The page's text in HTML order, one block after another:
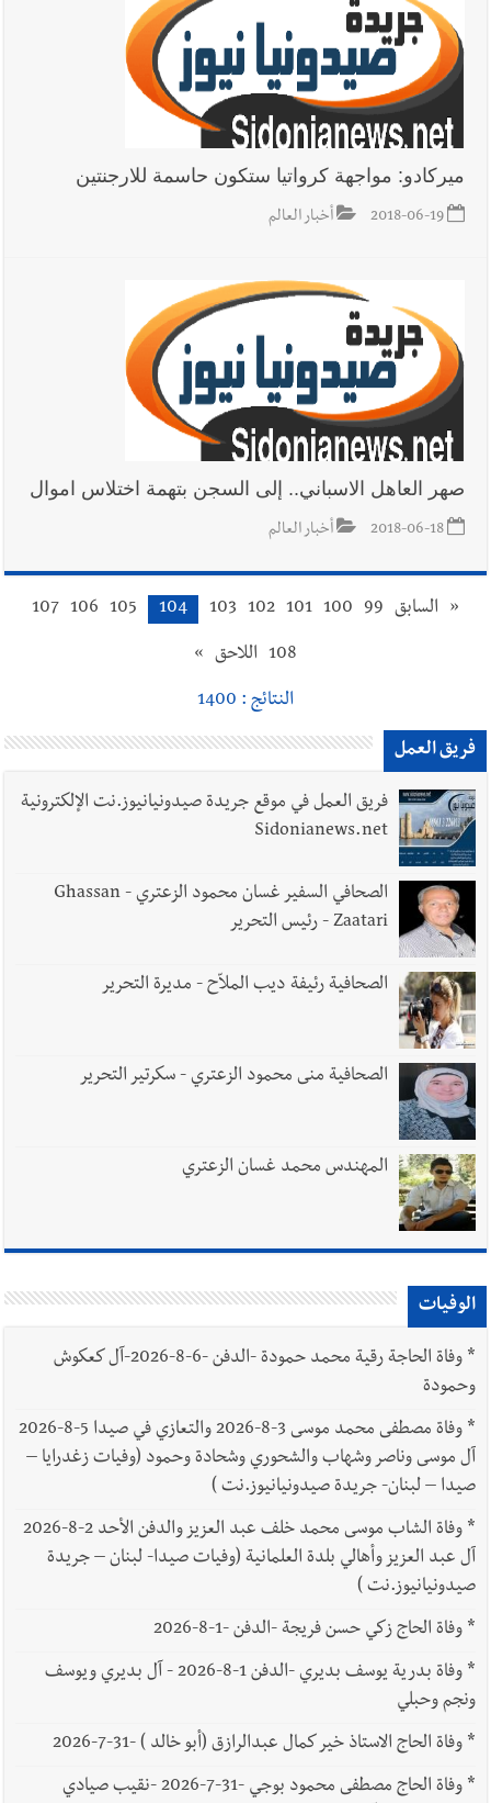
ميركادو: مواجهة كرواتيا ستكون حاسمة للارجنتين
2018-06-19 أخبار العالم
صهر العاهل الاسباني.. إلى السجن بتهمة اختلاس اموال
2018-06-18 أخبار العالم
« السابق 99
100
101
102
103
104
105
106
107
108 اللاحق »
النتائج : 1400
فريق العمل
فريق العمل في موقع جريدة صيدونيانيوز.نت الإلكترونية
Sidonianews.net
الصحافي السفير غسان محمود الزعتري - Ghassan
Zaatari - رئيس التحرير
الصحافية رئيفة ديب الملاّح - مديرة التحرير
الصحافية منى محمود الزعتري - سكرتير التحرير
المهندس محمد غسان الزعتري
الوفيات
*
وفاة الحاجة رقية محمد حمودة -الدفن -6-8-2026-آل كعكوش
وحمودة
*
وفاة مصطفى محمد موسى 3-8-2026 والتعازي في صيدا 5-8-2026
آل موسى وناصر وشهاب والشحوري وشحادة وحمود (وفيات زغدرايا –
صيدا – لبنان- جريدة صيدونيانيوز.نت )
*
وفاة الشاب موسى محمد خلف عبد العزيز والدفن الأحد 2-8-2026
آل عبد العزيز وأهالي بلدة العلمانية (وفيات صيدا- لبنان – جريدة
صيدونيانيوز.نت )
*وفاة الحاج زكي حسن فريجة -الدفن -1-8-2026
*
وفاة بدرية يوسف بديري -الدفن 1-8-2026 - آل بديري ويوسف
ونجم وحبلي
*وفاة الحاج الاستاذ خير كمال عبدالرازق (أبو خالد ) -31-7-2026
*
وفاة الحاج مصطفى محمود بوجي -31-7-2026 -نقيب صيادي